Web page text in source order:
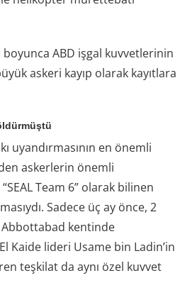
ABD işgal kuvvetlerinin
askeri kayıp olarak kayıtlara
uyandırmasının en önemli
askerlerin önemli
Team 6” olarak bilinen
Sadece üç ay önce, 2
Abbottabad kentinde
Kaide lideri Usame bin Ladin’in
teşkilat da aynı özel kuvvet